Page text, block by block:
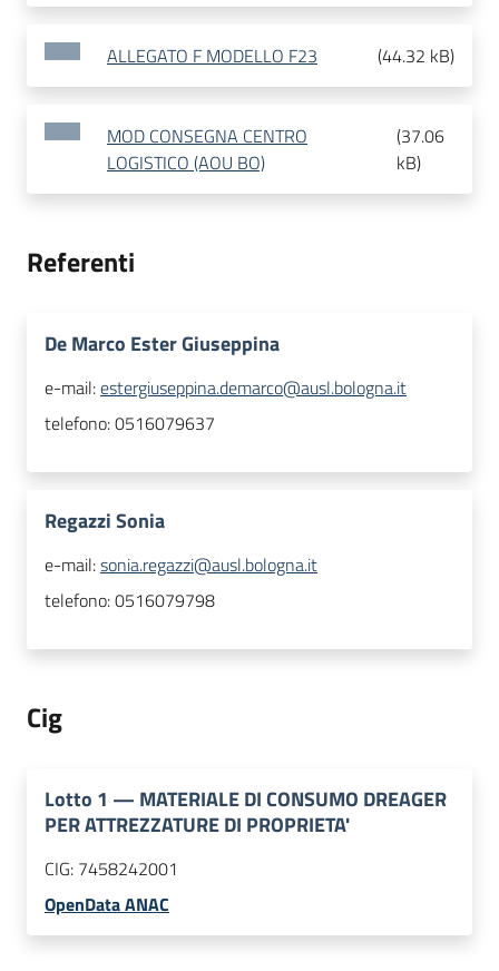
ALLEGATO F MODELLO F23 (44.32 kB)
MOD CONSEGNA CENTRO
LOGISTICO (AOU BO)
(37.06
kB)
Referenti
De Marco Ester Giuseppina
e-mail:estergiuseppina.demarco@ausl.bologna.it
telefono:0516079637
Regazzi Sonia
e-mail:sonia.regazzi@ausl.bologna.it
telefono:0516079798
Cig
Lotto 1 — MATERIALE DI CONSUMO DREAGER
PER ATTREZZATURE DI PROPRIETA'
CIG: 7458242001
OpenData ANAC